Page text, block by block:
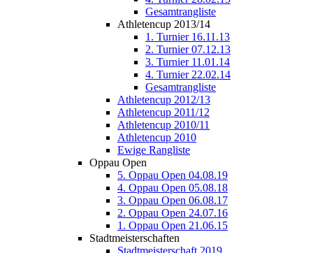
Gesamtrangliste
Athletencup 2013/14
1. Turnier 16.11.13
2. Turnier 07.12.13
3. Turnier 11.01.14
4. Turnier 22.02.14
Gesamtrangliste
Athletencup 2012/13
Athletencup 2011/12
Athletencup 2010/11
Athletencup 2010
Ewige Rangliste
Oppau Open
5. Oppau Open 04.08.19
4. Oppau Open 05.08.18
3. Oppau Open 06.08.17
2. Oppau Open 24.07.16
1. Oppau Open 21.06.15
Stadtmeisterschaften
Stadtmeisterschaft 2019